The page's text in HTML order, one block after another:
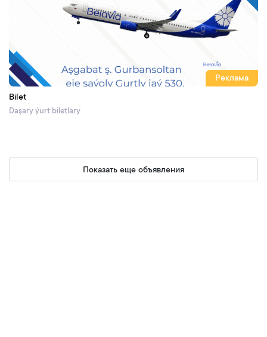
Реклама
Bilet
Daşary ýurt biletlary
Показать еще объявления